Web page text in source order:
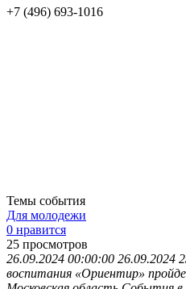
+7 (496) 693-1016
Темы события
Для молодежи
0 нравится
25 просмотров
26.09.2024 00:00:00 26.09.2024
воспитания «Ориентир»